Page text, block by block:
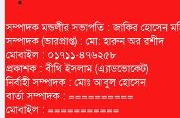
সম্পাদক মন্ডলীর সভাপতি : জাকির হোসেন
সম্পাদক (ভারপ্রাপ্ত) : মো: হারুন অর রশীদ
মোবাইল : ০১৭১১-৪৭৬২৫৮
প্রকাশক : বীথি ইসলাম (এ্যাডভোকেট)
নির্বাহী সম্পাদক : মোঃ আবুল হোসেন
বার্তা সম্পাদক : ==========
মোবাইল : ===========